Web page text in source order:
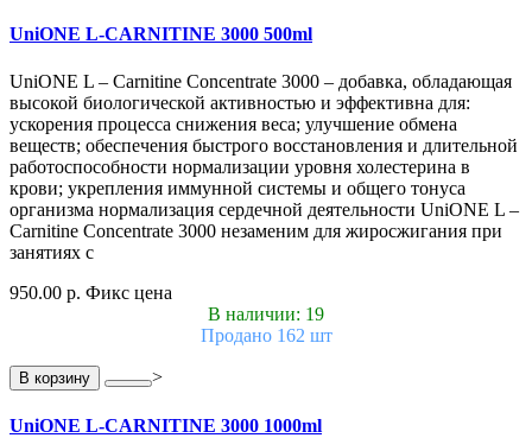
UniONE L-CARNITINE 3000 500ml
UniONE L – Carnitine Concentrate 3000 – добавка, обладающая
высокой биологической активностью и эффективна для:
ускорения процесса снижения веса; улучшение обмена
веществ; обеспечения быстрого восстановления и длительной
работоспособности нормализации уровня холестерина в
крови; укрепления иммунной системы и общего тонуса
организма нормализация сердечной деятельности UniONE L –
Carnitine Concentrate 3000 незаменим для жиросжигания при
занятиях с
950.00 р. Фикс цена
В наличии: 19
Продано 162 шт
В корзину >
UniONE L-CARNITINE 3000 1000ml